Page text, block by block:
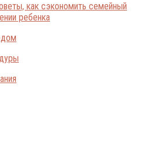
как сэкономить семейный
ребенка